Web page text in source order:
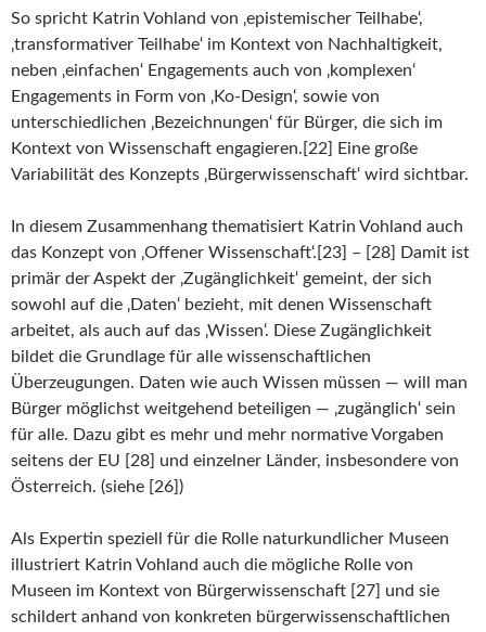
So spricht Katrin Vohland von ‚epistemischer Teilhabe‘,
‚transformativer Teilhabe‘ im Kontext von Nachhaltigkeit,
neben ‚einfachen‘ Engagements auch von ‚komplexen‘
Engagements in Form von ‚Ko-Design‘, sowie von
unterschiedlichen ‚Bezeichnungen‘ für Bürger, die sich im
Kontext von Wissenschaft engagieren.[22] Eine große
Variabilität des Konzepts ‚Bürgerwissenschaft‘ wird sichtbar.
In diesem Zusammenhang thematisiert Katrin Vohland auch
das Konzept von ‚Offener Wissenschaft‘.[23] – [28] Damit ist
primär der Aspekt der ‚Zugänglichkeit‘ gemeint, der sich
sowohl auf die ‚Daten‘ bezieht, mit denen Wissenschaft
arbeitet, als auch auf das ‚Wissen‘. Diese Zugänglichkeit
bildet die Grundlage für alle wissenschaftlichen
Überzeugungen. Daten wie auch Wissen müssen — will man
Bürger möglichst weitgehend beteiligen — ‚zugänglich‘ sein
für alle. Dazu gibt es mehr und mehr normative Vorgaben
seitens der EU [28] und einzelner Länder, insbesondere von
Österreich. (siehe [26])
Als Expertin speziell für die Rolle naturkundlicher Museen
illustriert Katrin Vohland auch die mögliche Rolle von
Museen im Kontext von Bürgerwissenschaft [27] und sie
schildert anhand von konkreten bürgerwissenschaftlichen